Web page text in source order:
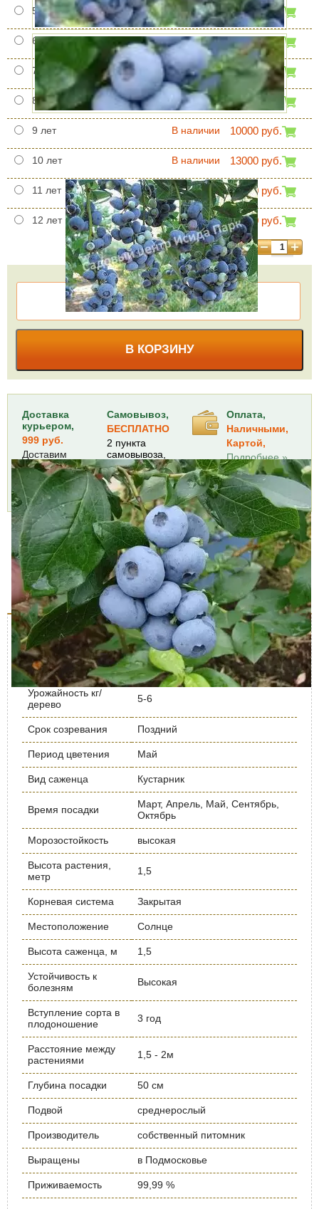
5 лет 4800 руб.
В наличии
6 лет 6500 руб.
В наличии
7 лет 7750 руб.
В наличии
8 лет 8800 руб.
В наличии
9 лет 10000 руб.
В наличии
10 лет 13000 руб.
В наличии
11 лет 17900 руб.
В наличии
12 лет 23000 руб.
В наличии
Количество
В КОРЗИНУ
КУПИТЬ В ОДИН КЛИК
Доставка
курьером,
999 руб.
Доставим
через 1-2 дня
10 августа
Подробнее »
Самовывоз,
БЕСПЛАТНО
2 пункта
самовывоза,
Оплата,
Наличными,
Картой,
Подробнее »
Характеристики Доставка и оплата
Отзывы (0)
Описание дерева
Характеристика Значение
Урожайность кг/
дерево
5-6
Срок созревания Поздний
Период цветения Май
Вид саженца Кустарник
Время посадки
Март, Апрель, Май, Сентябрь,
Октябрь
Морозостойкость высокая
Высота растения,
метр
1,5
Корневая система Закрытая
Местоположение Солнце
Высота саженца, м 1,5
Устойчивость к
болезням
Высокая
Вступление сорта в
плодоношение
3 год
Расстояние между
растениями
1,5 - 2м
Глубина посадки 50 см
Подвой среднерослый
Производитель собственный питомник
Выращены в Подмосковье
Приживаемость 99,99 %